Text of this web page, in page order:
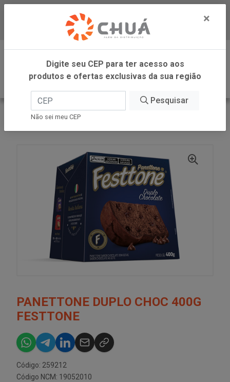
Baixe já nosso APP
0
INÍCIO
PANETTONE DUPLO CHOC 400G
FESTTONE
Código: 259212
Código NCM: 19052010
×
Digite seu CEP para ter acesso aos
produtos e ofertas exclusivas da sua região
Pesquisar
Não sei meu CEP